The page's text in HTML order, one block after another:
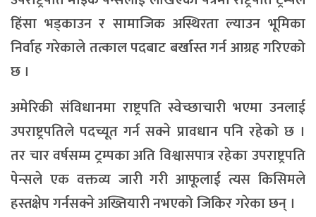
हिंसा भड्काउन र सामाजिक अस्थिरता ल्याउन भूमिका
निर्वाह गरेकाले तत्काल पदबाट बर्खास्त गर्न आग्रह गरिएको
छ ।
अमेरिकी संविधानमा राष्ट्रपति स्वेच्छाचारी भएमा उनलाई
उपराष्ट्रपतिले पदच्यूत गर्न सक्ने प्रावधान पनि रहेको छ ।
तर चार वर्षसम्म ट्रम्पका अति विश्वासपात्र रहेका उपराष्ट्रपति
पेन्सले एक वक्तव्य जारी गरी आफूलाई त्यस किसिमले
हस्तक्षेप गर्नसक्ने अख्तियारी नभएको जिकिर गरेका छन् ।